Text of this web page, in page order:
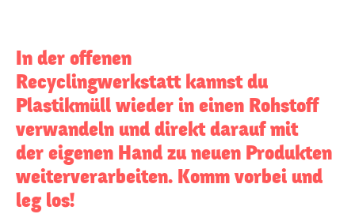
In der offenen
Recyclingwerkstatt kannst du
Plastikmüll wieder in einen Rohstoff
verwandeln und direkt darauf mit
der eigenen Hand zu neuen Produkten
weiterverarbeiten. Komm vorbei und
leg los!